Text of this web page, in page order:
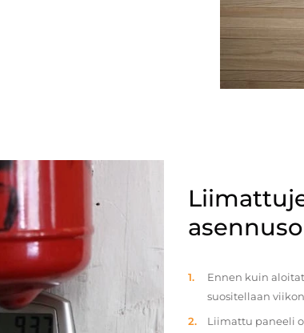
Ennen kuin
suositellaan
Liimattu paneeli